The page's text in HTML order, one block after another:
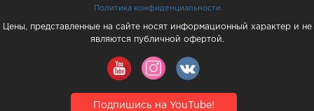
Политика конфиденциальности
Цены, представленные на сайте носят информационный характер и не
являются публичной офертой.
Подпишись на YouTube!